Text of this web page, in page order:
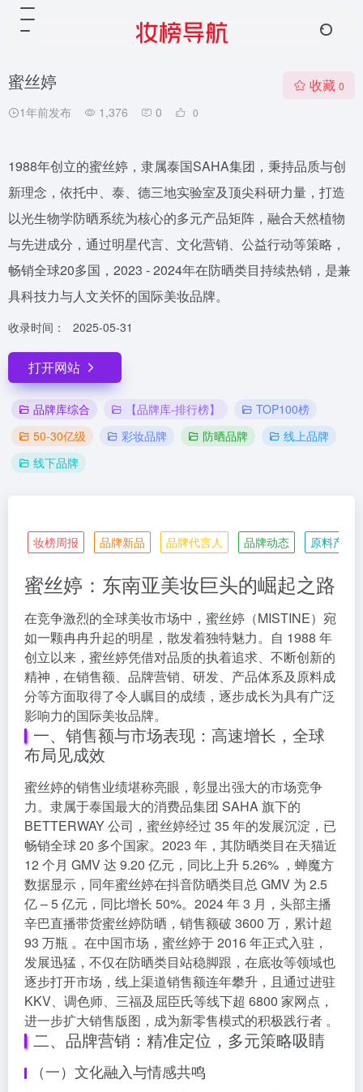
蜜丝婷
1年前发布 1,376 0 0
收藏 0
1988年创立的蜜丝婷，隶属泰国SAHA集团，秉持品质与创
新理念，依托中、泰、德三地实验室及顶尖科研力量，打造
以光生物学防晒系统为核心的多元产品矩阵，融合天然植物
与先进成分，通过明星代言、文化营销、公益行动等策略，
畅销全球20多国，2023 - 2024年在防晒类目持续热销，是兼
具科技力与人文关怀的国际美妆品牌。
收录时间： 2025-05-31
打开网站
品牌库综合 【品牌库-排行榜】
TOP100榜
50-30亿级
彩妆品牌 防晒品牌
线上品牌
线下品牌
妆榜周报 品牌新品 品牌代言人 品牌动态 原料产业
蜜丝婷：东南亚美妆巨头的崛起之路
在竞争激烈的全球美妆市场中，蜜丝婷（MISTINE）宛
如一颗冉冉升起的明星，散发着独特魅力。自 1988 年
创立以来，蜜丝婷凭借对品质的执着追求、不断创新的
精神，在销售额、品牌营销、研发、产品体系及原料成
分等方面取得了令人瞩目的成绩，逐步成长为具有广泛
影响力的国际美妆品牌。
一、销售额与市场表现：高速增长，全球
布局见成效
蜜丝婷的销售业绩堪称亮眼，彰显出强大的市场竞争
力。隶属于泰国最大的消费品集团 SAHA 旗下的
BETTERWAY 公司，蜜丝婷经过 35 年的发展沉淀，已
畅销全球 20 多个国家。2023 年，其防晒类目在天猫近
12 个月 GMV 达 9.20 亿元，同比上升 5.26% ，蝉魔方
数据显示，同年蜜丝婷在抖音防晒类目总 GMV 为 2.5
亿 – 5 亿元，同比增长 50%。2024 年 3 月，头部主播
辛巴直播带货蜜丝婷防晒，销售额破 3600 万，累计超
93 万瓶 。在中国市场，蜜丝婷于 2016 年正式入驻，
发展迅猛，不仅在防晒类目站稳脚跟，在底妆等领域也
逐步打开市场，线上渠道销售额连年攀升，且通过进驻
KKV、调色师、三福及屈臣氏等线下超 6800 家网点，
进一步扩大销售版图，成为新零售模式的积极践行者 。
二、品牌营销：精准定位，多元策略吸睛
（一）文化融入与情感共鸣